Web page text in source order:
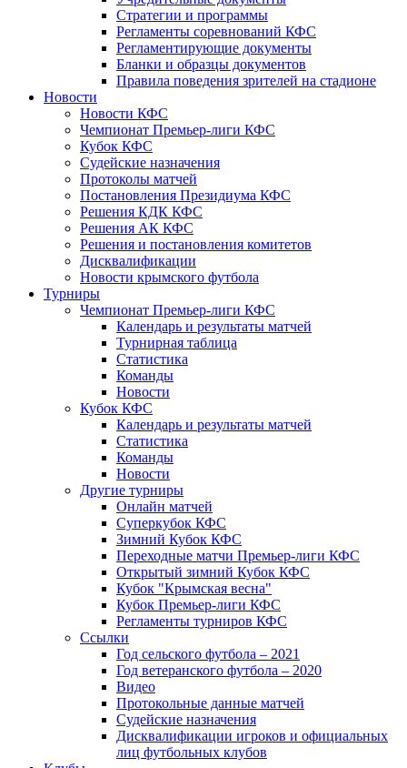
Стратегии и программы
Регламенты соревнований КФС
Регламентирующие документы
Бланки и образцы документов
Правила поведения зрителей на стадионе
Новости
Новости КФС
Чемпионат Премьер-лиги КФС
Кубок КФС
Судейские назначения
Протоколы матчей
Постановления Президиума КФС
Решения КДК КФС
Решения АК КФС
Решения и постановления комитетов
Дисквалификации
Новости крымского футбола
Турниры
Чемпионат Премьер-лиги КФС
Календарь и результаты матчей
Турнирная таблица
Статистика
Команды
Новости
Кубок КФС
Календарь и результаты матчей
Статистика
Команды
Новости
Другие турниры
Онлайн матчей
Суперкубок КФС
Зимний Кубок КФС
Переходные матчи Премьер-лиги КФС
Открытый зимний Кубок КФС
Кубок "Крымская весна"
Кубок Премьер-лиги КФС
Регламенты турниров КФС
Ссылки
Год сельского футбола – 2021
Год ветеранского футбола – 2020
Видео
Протокольные данные матчей
Судейские назначения
Дисквалификации игроков и официальных
лиц футбольных клубов